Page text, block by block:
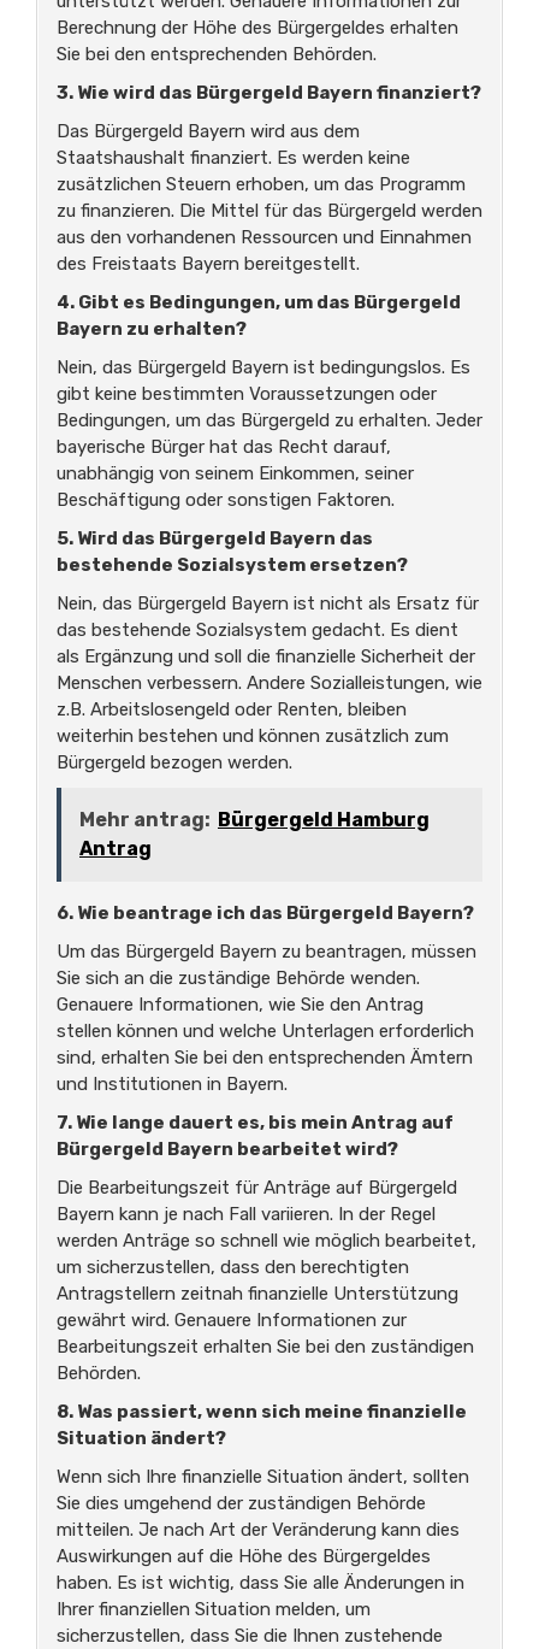
Berechnung der Höhe des Bürgergeldes erhalten
Sie bei den entsprechenden Behörden.
3. Wie wird das Bürgergeld Bayern finanziert?
Das Bürgergeld Bayern wird aus dem
Staatshaushalt finanziert. Es werden keine
zusätzlichen Steuern erhoben, um das Programm
zu finanzieren. Die Mittel für das Bürgergeld werden
aus den vorhandenen Ressourcen und Einnahmen
des Freistaats Bayern bereitgestellt.
4. Gibt es Bedingungen, um das Bürgergeld
Bayern zu erhalten?
Nein, das Bürgergeld Bayern ist bedingungslos. Es
gibt keine bestimmten Voraussetzungen oder
Bedingungen, um das Bürgergeld zu erhalten. Jeder
bayerische Bürger hat das Recht darauf,
unabhängig von seinem Einkommen, seiner
Beschäftigung oder sonstigen Faktoren.
5. Wird das Bürgergeld Bayern das
bestehende Sozialsystem ersetzen?
Nein, das Bürgergeld Bayern ist nicht als Ersatz für
das bestehende Sozialsystem gedacht. Es dient
als Ergänzung und soll die finanzielle Sicherheit der
Menschen verbessern. Andere Sozialleistungen, wie
z.B. Arbeitslosengeld oder Renten, bleiben
weiterhin bestehen und können zusätzlich zum
Bürgergeld bezogen werden.
Mehr antrag: Bürgergeld Hamburg
Antrag
6. Wie beantrage ich das Bürgergeld Bayern?
Um das Bürgergeld Bayern zu beantragen, müssen
Sie sich an die zuständige Behörde wenden.
Genauere Informationen, wie Sie den Antrag
stellen können und welche Unterlagen erforderlich
sind, erhalten Sie bei den entsprechenden Ämtern
und Institutionen in Bayern.
7. Wie lange dauert es, bis mein Antrag auf
Bürgergeld Bayern bearbeitet wird?
Die Bearbeitungszeit für Anträge auf Bürgergeld
Bayern kann je nach Fall variieren. In der Regel
werden Anträge so schnell wie möglich bearbeitet,
um sicherzustellen, dass den berechtigten
Antragstellern zeitnah finanzielle Unterstützung
gewährt wird. Genauere Informationen zur
Bearbeitungszeit erhalten Sie bei den zuständigen
Behörden.
8. Was passiert, wenn sich meine finanzielle
Situation ändert?
Wenn sich Ihre finanzielle Situation ändert, sollten
Sie dies umgehend der zuständigen Behörde
mitteilen. Je nach Art der Veränderung kann dies
Auswirkungen auf die Höhe des Bürgergeldes
haben. Es ist wichtig, dass Sie alle Änderungen in
Ihrer finanziellen Situation melden, um
sicherzustellen, dass Sie die Ihnen zustehende